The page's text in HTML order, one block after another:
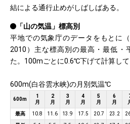
結による通行止めがしばしばある。
「山の気温」標高別
平地での気象庁のデータをもとに
2010）主な標高別の最高・最低・
た。100mごとに0.6℃下げて計算して
600m(白谷雲水峡)の月別気温℃
600m
1
月
2
月
3
月
4
月
5
月
6
月
最高 10.8 11.6 13.9 17.5 20.7 23.2